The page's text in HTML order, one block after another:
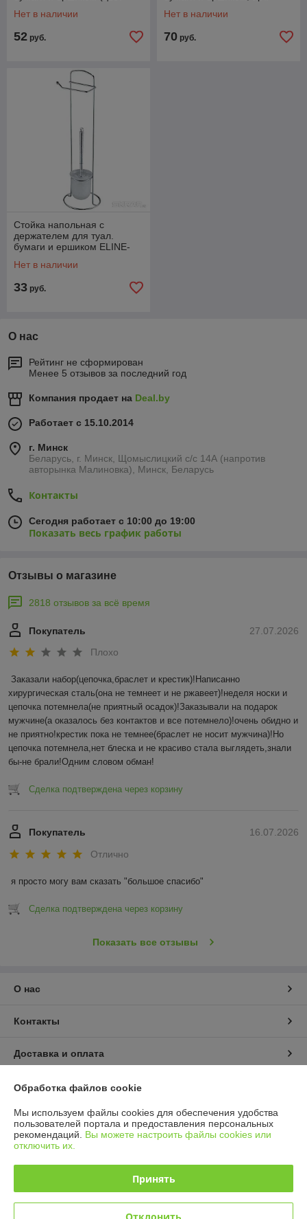
Нет в наличии
52 руб.
Нет в наличии
70 руб.
Стойка напольная с
держателем для туал.
бумаги и ершиком ELINE-
Нет в наличии
33 руб.
О нас
Рейтинг не сформирован
Менее 5 отзывов за последний год
Компания продает на Deal.by
Работает с 15.10.2014
г. Минск
Беларусь, г. Минск, Щомыслицкий с/с 14А (напротив
авторынка Малиновка), Минск, Беларусь
Контакты
Сегодня работает с 10:00 до 19:00
Показать весь график работы
Отзывы о магазине
2818 отзывов за всё время
27.07.2026
Покупатель
Плохо
Заказали набор(цепочка,браслет и крестик)!Написанно
хирургическая сталь(она не темнеет и не ржавеет)!неделя носки и
цепочка потемнела(не приятный осадок)!Заказывали на подарок
мужчине(а оказалось без контактов и все потемнело)!очень обидно и
не приятно!крестик пока не темнее(браслет не носит мужчина)!Но
цепочка потемнела,нет блеска и не красиво стала выглядеть,знали
бы-не брали!Одним словом обман!
Сделка подтверждена через корзину
16.07.2026
Покупатель
Отлично
я просто могу вам сказать "большое спасибо"
Сделка подтверждена через корзину
Показать все отзывы
О нас
Контакты
Доставка и оплата
График работы
Полная версия сайта
Политика обработки cookies
Сайт создан на платформе Deal.by
Обработка файлов cookie
Мы используем файлы cookies для обеспечения удобства
пользователей портала и предоставления персональных
рекомендаций. Вы можете настроить файлы cookies или
отключить их.
Принять
Отклонить